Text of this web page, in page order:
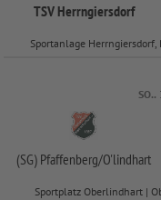
TSV Herrngiersdorf
Sportanlage
SO..
(SG) Pfaffenberg/O'lindhart
Sportplatz Oberlindhart |